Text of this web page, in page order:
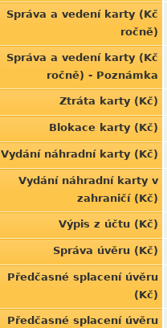
Správa a vedení karty (Kč
ročně)
Správa a vedení karty (Kč
ročně) - Poznámka
Ztráta karty (Kč)
Blokace karty (Kč)
Vydání náhradní karty (Kč)
Vydání náhradní karty v
zahraničí (Kč)
Výpis z účtu (Kč)
Správa úvěru (Kč)
Předčasné splacení úvěru
(Kč)
Předčasné splacení úvěru